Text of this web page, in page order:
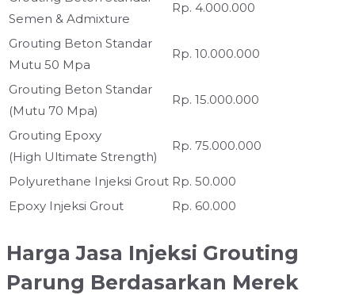
Semen & Admixture
Rp. 4.000.000
Grouting Beton Standar
Mutu 50 Mpa
Rp. 10.000.000
Grouting Beton Standar
(Mutu 70 Mpa)
Rp. 15.000.000
Grouting Epoxy
(High Ultimate Strength)
Rp. 75.000.000
Polyurethane Injeksi Grout Rp. 50.000
Epoxy Injeksi Grout
Rp. 60.000
Harga Jasa Injeksi Grouting
Parung Berdasarkan Merek